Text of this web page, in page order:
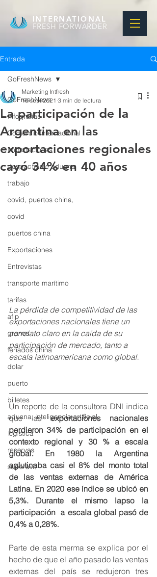
INTERNATIONAL
FRESH FORWARDER
Entrada
GoFreshNews
Infografias
Comercio Internacional
Importaciones
despachante aduana
trabajo
covid, puertos china,
covid
puertos china
Exportaciones
Entrevistas
transporte marítimo
tarifas
afip
granos
feriados china
dolar
puerto
billetes
aduana, inteligencia artificial,
logistica
reservas
superavit
GoFreshNews
La participación de la
Argentina en las
exportaciones regionales
cayó 34% en 40 años
Marketing Intfresh
16 sept 2021 3 min de lectura
La pérdida de competitividad de las
exportaciones nacionales tiene un
correlato claro en la caída de su
participación de mercado, tanto a
escala latinoamericana como global.
Un reporte de la consultora DNI indica
que las exportaciones nacionales
perdieron 34% de participación en el
contexto regional y 30 % a escala
global. En 1980 la Argentina
aglutinaba casi el 8% del monto total
de las ventas externas de América
Latina. En 2020 ese índice se ubicó en
5,3%. Durante el mismo lapso la
participación a escala global pasó de
0,4% a 0,28%.
Parte de esta merma se explica por el
hecho de que el año pasado las ventas
externas del país se redujeron tres